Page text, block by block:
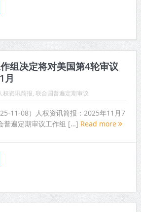
组决定将对美国第4轮审议
月
权资讯简报 联合国普遍定期审议
11-08）人权资讯简报：2025年11月7
普遍定期审议工作组 […] Read more